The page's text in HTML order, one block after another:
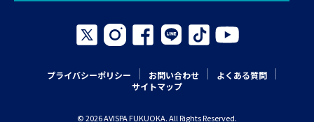
プライバシーポリシー お問い合わせ
よくある質問
サイトマップ
© 2026 AVISPA FUKUOKA. All Rights Reserved.